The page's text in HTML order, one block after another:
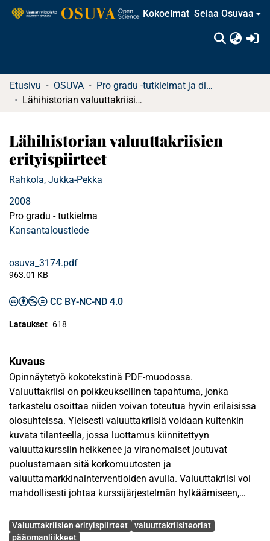
Kokoelmat Selaa Osuvaa
Etusivu OSUVA
Pro gradu -tutkielmat ja diplomityöt
Lähihistorian valuuttakriisien erityispiirteet
Lähihistorian valuuttakriisien
erityispiirteet
Rahkola, Jukka-Pekka
2008
Pro gradu - tutkielma
Kansantaloustiede
osuva_3174.pdf
963.01 KB
CC BY-NC-ND 4.0
Lataukset 618
Kuvaus
Opinnäytetyö kokotekstinä PDF-muodossa.
Valuuttakriisi on poikkeuksellinen tapahtuma, jonka
tarkastelu osoittaa niiden voivan toteutua hyvin erilaisissa
olosuhteissa. Yleisesti valuuttakriisiä voidaan kuitenkin
kuvata tilanteella, jossa luottamus kiinnitettyyn
valuuttakurssiin heikkenee ja viranomaiset joutuvat
puolustamaan sitä korkomuutosten ja
valuuttamarkkinainterventioiden avulla. Valuuttakriisi voi
mahdollisesti johtaa kurssijärjestelmän hylkäämiseen,
keskuspankin reservit ovat huvenneet tai korkotasossa on
tapahtunut huomattavaa nousua puolustettaessa valuutan
Avainsanat
Valuuttakriisien erityispiirteet
valuuttakriisiteoriat
pääomanliikkeet